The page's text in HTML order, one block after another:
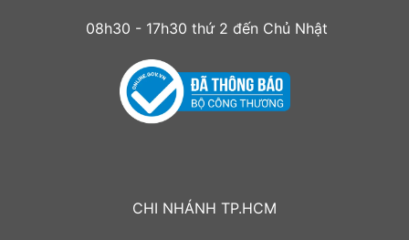
08h30 - 17h30 thứ 2 đến Chủ Nhật
CHI NHÁNH TP.HCM